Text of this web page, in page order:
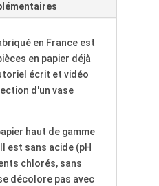
en France est
en papier déjà
écrit et vidéo
d'un vase
haut de gamme
est sans acide (pH
chlorés, sans
décolore pas avec